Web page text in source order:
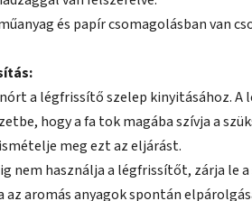
és papír csomagolásban van
a légfrissítő szelep kinyitásához.
hogy a fa tok magába szívja a
meg ezt az eljárást.
nem használja a légfrissítőt, zárja le
az aromás anyagok spontán